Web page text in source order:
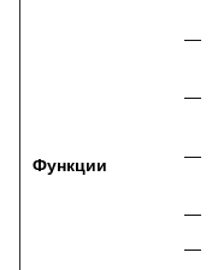
Функции